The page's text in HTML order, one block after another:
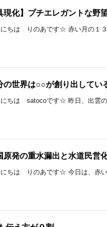
現化】プチエレガントな野
にちは りのあです☆ 赤い月の１３
の世界は○○が創り出してい
にちは satocoです☆ 昨日、出雲の
原発の重水漏出と水道民営
にちは りのあです☆ 今日は、赤い